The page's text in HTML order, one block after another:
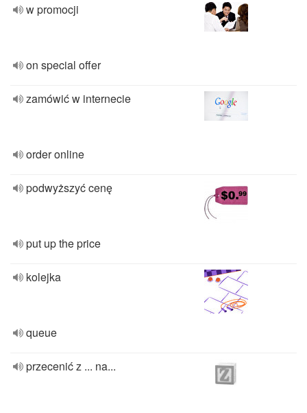
w promocji
on special offer
zamówić w internecie
order online
podwyższyć cenę
put up the price
kolejka
queue
przecenić z ... na...